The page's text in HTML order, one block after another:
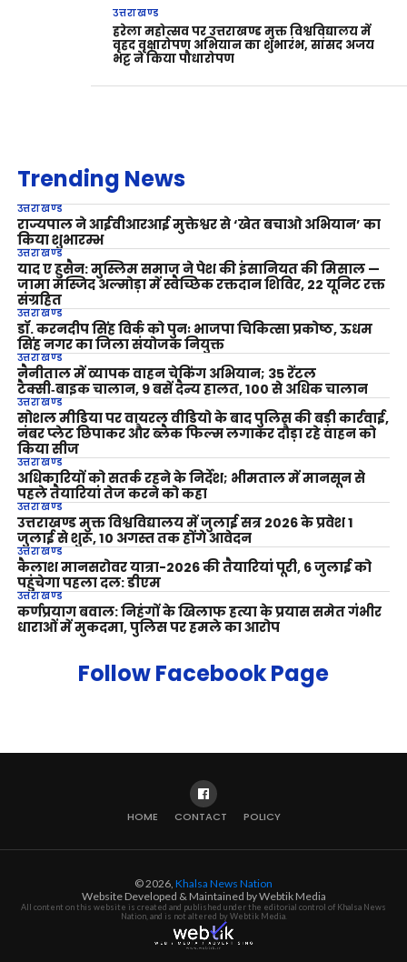
उत्तराखण्ड
हरेला महोत्सव पर उत्तराखण्ड मुक्त विश्वविद्यालय में
वृहद वृक्षारोपण अभियान का शुभारंभ, सांसद अजय
भट्ट ने किया पौधारोपण
Trending News
उत्तराखण्ड
राज्यपाल ने आईवीआरआई मुक्तेश्वर से ‘खेत बचाओ अभियान’ का
किया शुभारम्भ
उत्तराखण्ड
याद ए हुसैन: मुस्लिम समाज ने पेश की इंसानियत की मिसाल —
जामा मस्जिद अल्मोड़ा में स्वैच्छिक रक्तदान शिविर, 22 यूनिट रक्त
संग्रहित
उत्तराखण्ड
डॉ. करनदीप सिंह विर्क को पुनः भाजपा चिकित्सा प्रकोष्ठ, ऊधम
सिंह नगर का जिला संयोजक नियुक्त
उत्तराखण्ड
नैनीताल में व्यापक वाहन चेकिंग अभियान; 35 रेंटल
टैक्सी‑बाइक चालान, 9 बसें दैन्य हालत, 100 से अधिक चालान
उत्तराखण्ड
सोशल मीडिया पर वायरल वीडियो के बाद पुलिस की बड़ी कार्रवाई,
नंबर प्लेट छिपाकर और ब्लैक फिल्म लगाकर दौड़ा रहे वाहन को
किया सीज
उत्तराखण्ड
अधिकारियों को सतर्क रहने के निर्देश; भीमताल में मानसून से
पहले तैयारियां तेज करने को कहा
उत्तराखण्ड
उत्तराखण्ड मुक्त विश्वविद्यालय में जुलाई सत्र 2026 के प्रवेश 1
जुलाई से शुरू, 10 अगस्त तक होंगे आवेदन
उत्तराखण्ड
कैलाश मानसरोवर यात्रा-2026 की तैयारियां पूरी, 6 जुलाई को
पहुंचेगा पहला दल: डीएम
उत्तराखण्ड
कर्णप्रयाग बवाल: निहंगों के खिलाफ हत्या के प्रयास समेत गंभीर
धाराओं में मुकदमा, पुलिस पर हमले का आरोप
Follow Facebook Page
HOME CONTACT POLICY
© 2026, Khalsa News Nation
Website Developed & Maintained by Webtik Media
All content on this website is created and published under the editorial control of Khalsa News
Nation, and is not altered by Webtik Media.